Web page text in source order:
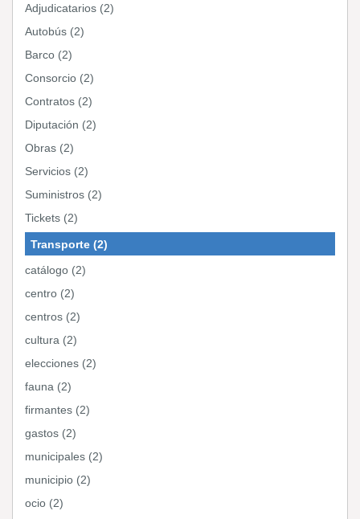
Adjudicatarios (2)
Autobús (2)
Barco (2)
Consorcio (2)
Contratos (2)
Diputación (2)
Obras (2)
Servicios (2)
Suministros (2)
Tickets (2)
Transporte (2)
catálogo (2)
centro (2)
centros (2)
cultura (2)
elecciones (2)
fauna (2)
firmantes (2)
gastos (2)
municipales (2)
municipio (2)
ocio (2)